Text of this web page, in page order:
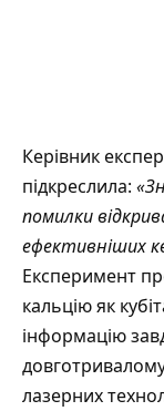
Керівник
підкреслила:
помилки
ефективніших
Експеримент
кальцію як
інформацію
лазерних